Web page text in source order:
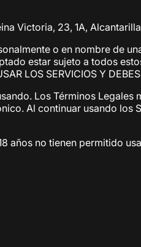
Victoria, 23, 1A,
o en nombre de
estar sujeto a todos
LOS SERVICIOS Y
Los Términos
Al continuar usando los
años no tienen permitido